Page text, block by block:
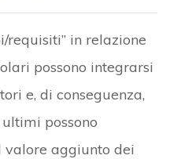
requisiti” in relazione
possono integrarsi
e, di conseguenza,
possono
aggiunto dei